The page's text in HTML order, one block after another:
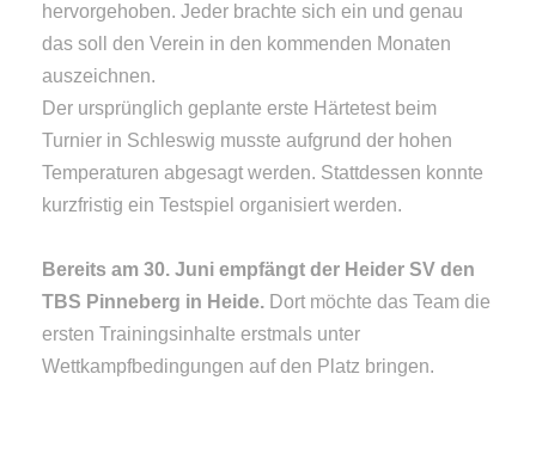
hervorgehoben. Jeder brachte sich ein und genau
das soll den Verein in den kommenden Monaten
auszeichnen.
Der ursprünglich geplante erste Härtetest beim
Turnier in Schleswig musste aufgrund der hohen
Temperaturen abgesagt werden. Stattdessen konnte
kurzfristig ein Testspiel organisiert werden.
Bereits am 30. Juni empfängt der Heider SV den
TBS Pinneberg in Heide. Dort möchte das Team die
ersten Trainingsinhalte erstmals unter
Wettkampfbedingungen auf den Platz bringen.